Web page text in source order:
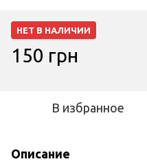
НЕТ В НАЛИЧИИ
150 грн
В избранное
Описание